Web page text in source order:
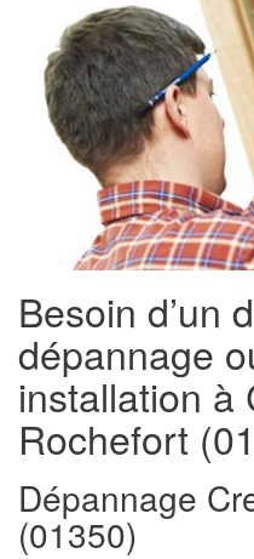
Besoin d’un
dépannage
installation à
Rochefort
Dépannage
(01350)